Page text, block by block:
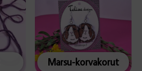
Marsu-korvakorut